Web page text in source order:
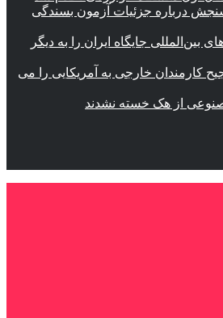
درباره جزئیات آزمون بسندگی
بین‌المللی جایگاه ایران را به دیگر
کارمندان خارجی به آمریکایی را می
از هک خسته نشدند